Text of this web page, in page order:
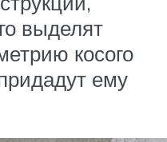
выделят
косого
ему